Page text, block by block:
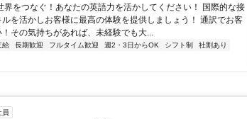
界をつなぐ！あなたの英語力を活かしてください！ 国際的な接
を活かしお客様に最高の体験を提供しましょう！ 通訳でお客
その気持ちがあれば、未経験でも大...
給 長期歓迎 フルタイム歓迎 週2・3日からOK シフト制
社割あり
員